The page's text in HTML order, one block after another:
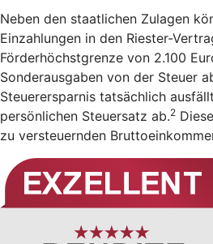
Neben den staatlichen Zulagen
Einzahlungen in den Riester-
Förderhöchstgrenze von 2.100
Sonderausgaben von der Steuer
Steuerersparnis tatsächlich
persönlichen Steuersatz ab.2
zu versteuernden